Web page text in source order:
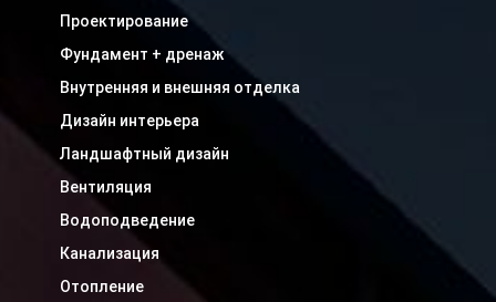
Проектирование
Фундамент + дренаж
Внутренняя и внешняя отделка
Дизайн интерьера
Ландшафтный дизайн
Вентиляция
Водоподведение
Канализация
Отопление